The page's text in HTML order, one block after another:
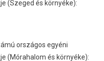
(Szeged és környéke):
országos egyéni
(Mórahalom és környéke):